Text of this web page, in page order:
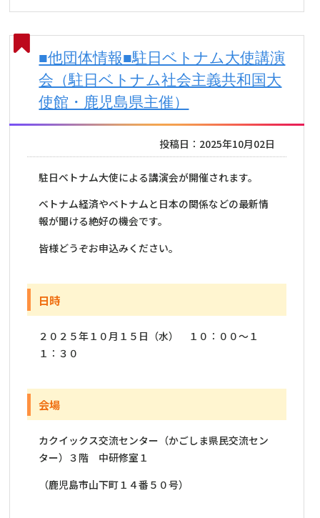
■他団体情報■駐日ベトナム大使講演
会（駐日ベトナム社会主義共和国大
使館・鹿児島県主催）
投稿日：2025年10月02日
駐日ベトナム大使による講演会が開催されます。
ベトナム経済やベトナムと日本の関係などの最新情
報が聞ける絶好の機会です。
皆様どうぞお申込みください。
日時
２０２５年１０月１５日（水） １０：００～１
１：３０
会場
カクイックス交流センター（かごしま県民交流セン
ター）３階 中研修室１
（鹿児島市山下町１４番５０号）